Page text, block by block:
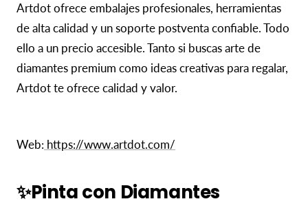
Artdot ofrece embalajes profesionales, herramientas
de alta calidad y un soporte postventa confiable. Todo
ello a un precio accesible. Tanto si buscas arte de
diamantes premium como ideas creativas para regalar,
Artdot te ofrece calidad y valor.
Web: https://www.artdot.com/
✨Pinta con Diamantes